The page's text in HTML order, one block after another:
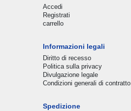
Accedi
Registrati
carrello
Informazioni legali
Diritto di recesso
Politica sulla privacy
Divulgazione legale
Condizioni generali di contratto
Spedizione